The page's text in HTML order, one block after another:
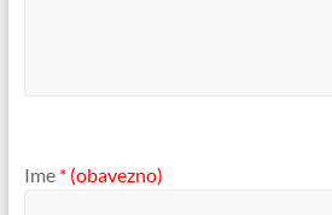
Ime * (obavezno)